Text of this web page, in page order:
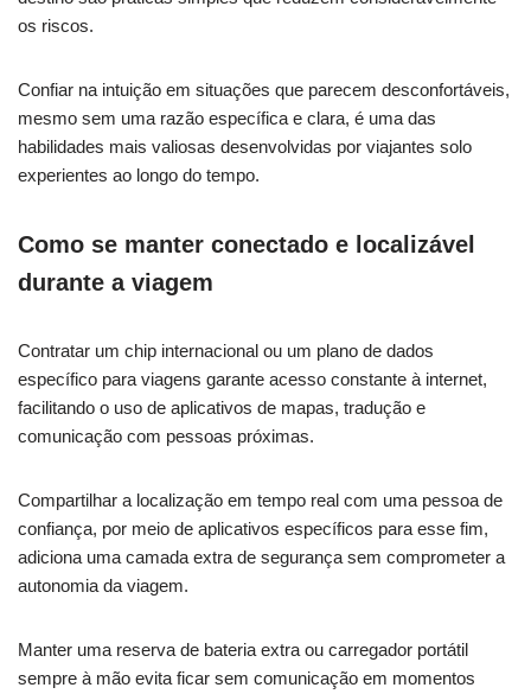
os riscos.
Confiar na intuição em situações que parecem desconfortáveis,
mesmo sem uma razão específica e clara, é uma das
habilidades mais valiosas desenvolvidas por viajantes solo
experientes ao longo do tempo.
Como se manter conectado e localizável
durante a viagem
Contratar um chip internacional ou um plano de dados
específico para viagens garante acesso constante à internet,
facilitando o uso de aplicativos de mapas, tradução e
comunicação com pessoas próximas.
Compartilhar a localização em tempo real com uma pessoa de
confiança, por meio de aplicativos específicos para esse fim,
adiciona uma camada extra de segurança sem comprometer a
autonomia da viagem.
Manter uma reserva de bateria extra ou carregador portátil
sempre à mão evita ficar sem comunicação em momentos